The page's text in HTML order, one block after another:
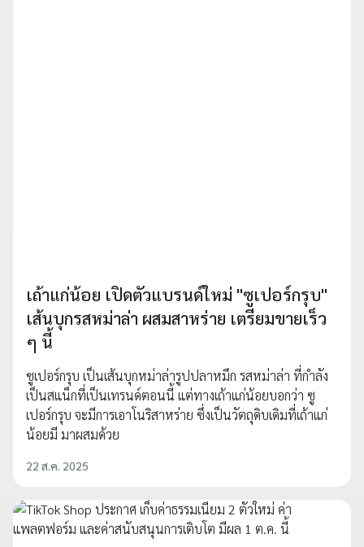
เถ้าแก่น้อย เปิดตัวแบรนด์ใหม่ "ซูเปอร์กรุบ"
เส้นบุกรสหม่าล่า ผสมสาหร่าย เตรียมขายเร็ว
ๆ นี้
ซูเปอร์กรุบ เป็นเส้นบุกหม่าล่ารูปปลาหมึก รสหม่าล่า ที่กำลัง
เป็นสแน็กที่เป็นเทรนด์ตอนนี้ แต่ทางเถ้าแก่น้อยบอกว่า ซู
เปอร์กรุบ จะมีการเอาโนริสาหร่าย ซึ่งเป็นวัตถุดิบเดิมที่เถ้าแก่
น้อยมี มาผสมด้วย
22 ส.ค. 2025